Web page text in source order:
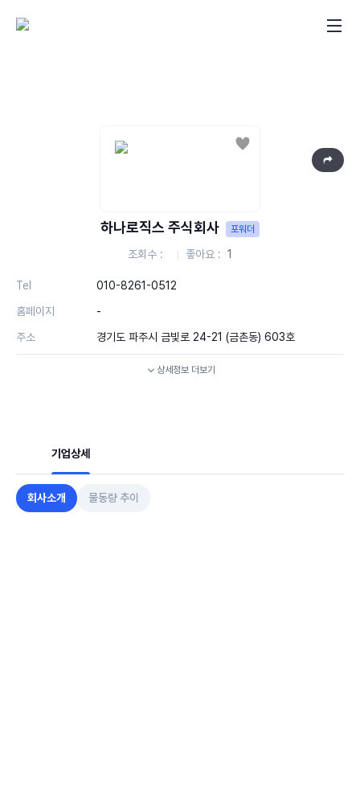
좋아요
하나로직스 주식회사 포워더
조회수 좋아요 1
Tel
010-8261-0512
홈페이지
-
주소
경기도 파주시 금빛로 24-21 (금촌동) 603호
상세정보 더보기
기업상세
회사소개 물동량 추이